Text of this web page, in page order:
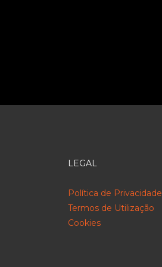
LEGAL
Política de Privacidade
Termos de Utilização
Cookies